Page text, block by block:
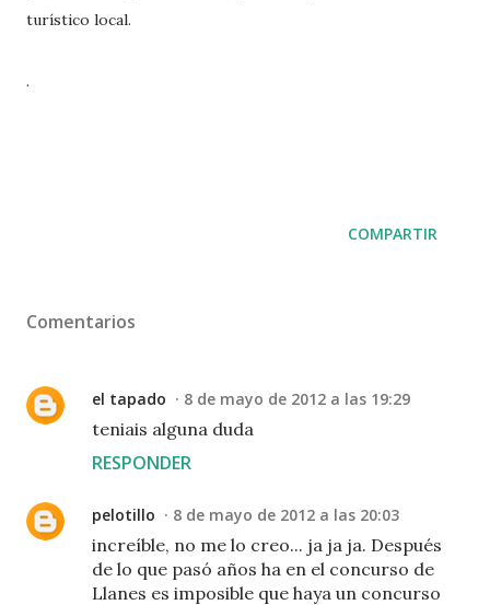
turístico local.
.
COMPARTIR
Comentarios
el tapado 8 de mayo de 2012 a las 19:29
teniais alguna duda
RESPONDER
pelotillo 8 de mayo de 2012 a las 20:03
increíble, no me lo creo... ja ja ja. Después
de lo que pasó años ha en el concurso de
Llanes es imposible que haya un concurso